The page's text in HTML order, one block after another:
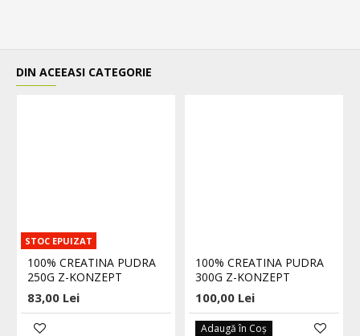
DIN ACEEASI CATEGORIE
STOC EPUIZAT
100% CREATINA PUDRA
250G Z-KONZEPT
83,00 Lei
100% CREATINA PUDRA
300G Z-KONZEPT
100,00 Lei
Adaugă în Coş